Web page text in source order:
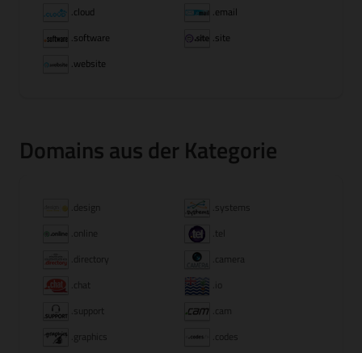
.cloud
.email
.software
.site
.website
Domains aus der Kategorie
.design
.systems
.online
.tel
.directory
.camera
.chat
.support
.cam
.graphics
.codes